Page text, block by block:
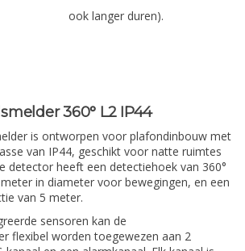
ook langer duren).
360° L2 IP44
is ontworpen voor plafondinbouw met
van IP44, geschikt voor natte ruimtes
detector heeft een detectiehoek van 360°
in diameter voor bewegingen, en een
van 5 meter.
sensoren kan de
flexibel worden toegewezen aan 2